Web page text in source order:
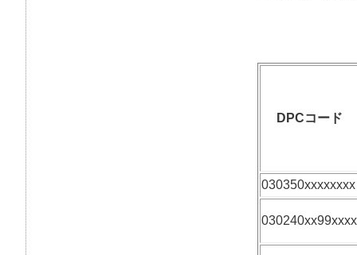
DPCコード
030350xxxxxxxx
030240xx99xxxx